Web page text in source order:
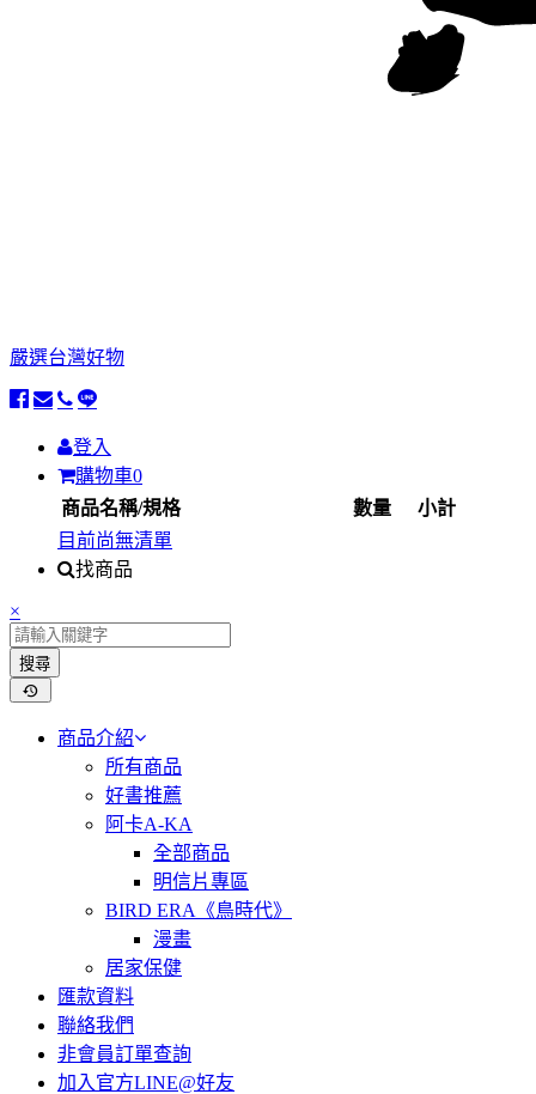
嚴選台灣好物
登入
購物車0
商品名稱/規格
數量
小計
目前尚無清單
找商品
×
搜尋
商品介紹
所有商品
好書推薦
阿卡A-KA
全部商品
明信片專區
BIRD ERA《鳥時代》
漫畫
居家保健
匯款資料
聯絡我們
非會員訂單查詢
加入官方LINE@好友